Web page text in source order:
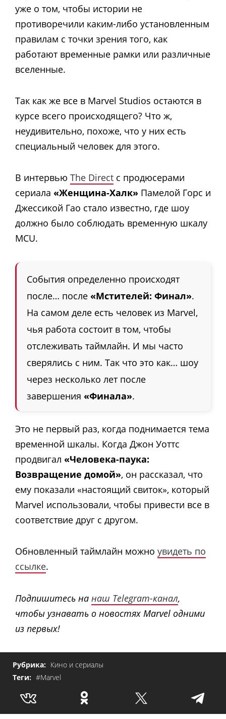
уже о том, чтобы истории не
противоречили каким-либо установленным
правилам с точки зрения того, как
работают временные рамки или различные
вселенные.
Так как же все в Marvel Studios остаются в
курсе всего происходящего? Что ж,
неудивительно, похоже, что у них есть
специальный человек для этого.
В интервью The Direct с продюсерами
сериала «Женщина-Халк» Памелой Горс и
Джессикой Гао стало известно, где шоу
должно было соблюдать временную шкалу
MCU.
События определенно происходят
после… после «Мстителей: Финал».
На самом деле есть человек из Marvel,
чья работа состоит в том, чтобы
отслеживать таймлайн. И мы часто
сверялись с ним. Так что это как… шоу
через несколько лет после
завершения «Финала».
Это не первый раз, когда поднимается тема
временной шкалы. Когда Джон Уоттс
продвигал «Человека-паука:
Возвращение домой», он рассказал, что
ему показали «настоящий свиток», который
Marvel использовали, чтобы привести все в
соответствие друг с другом.
Обновленный таймлайн можно увидеть по
ссылке.
Подпишитесь на наш Telegram-канал,
чтобы узнавать о новостях Marvel одними
из первых!
Рубрика: Кино и сериалы
Теги: #Marvel